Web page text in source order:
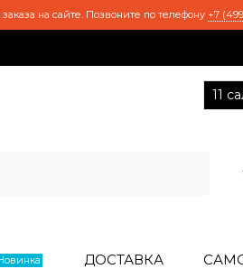
на сайте. Позвоните по телефону +7
11
ДОСТАВКА